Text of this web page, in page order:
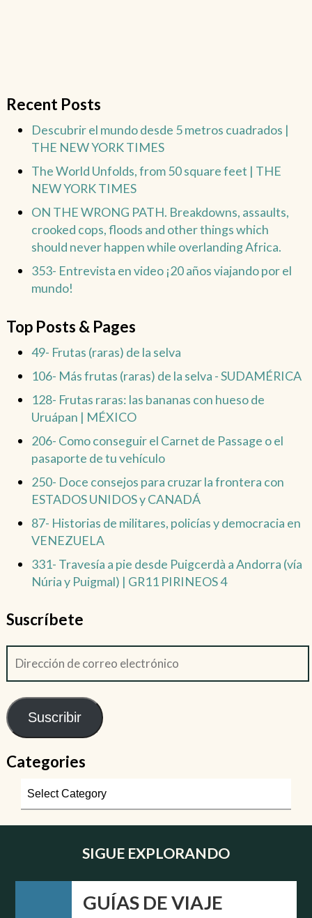
Recent Posts
Descubrir el mundo desde 5 metros cuadrados |
THE NEW YORK TIMES
The World Unfolds, from 50 square feet | THE
NEW YORK TIMES
ON THE WRONG PATH. Breakdowns, assaults,
crooked cops, floods and other things which
should never happen while overlanding Africa.
353- Entrevista en video ¡20 años viajando por el
mundo!
Top Posts & Pages
49- Frutas (raras) de la selva
106- Más frutas (raras) de la selva - SUDAMÉRICA
128- Frutas raras: las bananas con hueso de
Uruápan | MÉXICO
206- Como conseguir el Carnet de Passage o el
pasaporte de tu vehículo
250- Doce consejos para cruzar la frontera con
ESTADOS UNIDOS y CANADÁ
87- Historias de militares, policías y democracia en
VENEZUELA
331- Travesía a pie desde Puigcerdà a Andorra (vía
Núria y Puigmal) | GR11 PIRINEOS 4
Suscríbete
Suscribir
Categories
SIGUE EXPLORANDO
GUÍAS DE VIAJE